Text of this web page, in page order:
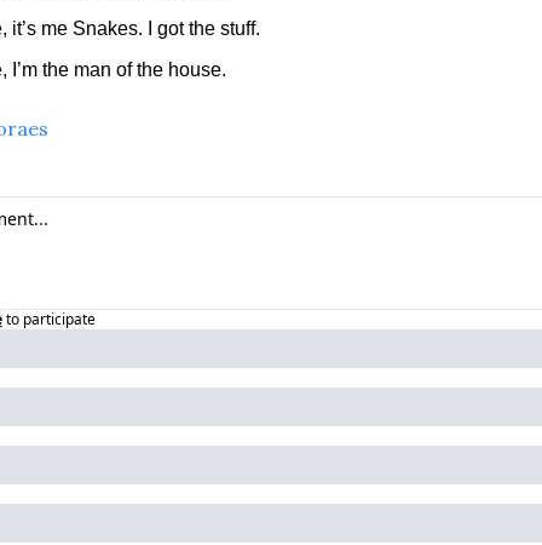
it’s me Snakes. I got the stuff.
I’m the man of the house.
to participate